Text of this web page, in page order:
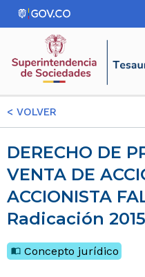
< VOLVER
DERECHO DE PREFERENCIA
VENTA DE
ACCIONISTA
Radicación
Concepto jurídico